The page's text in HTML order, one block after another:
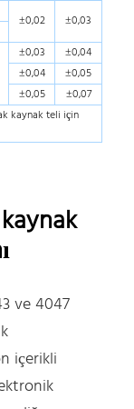
±0,02 ±0,03
±0,03
±0,04
±0,04
±0,05
±0,05
±0,07
kaynak teli için
ve 4047
içerikli